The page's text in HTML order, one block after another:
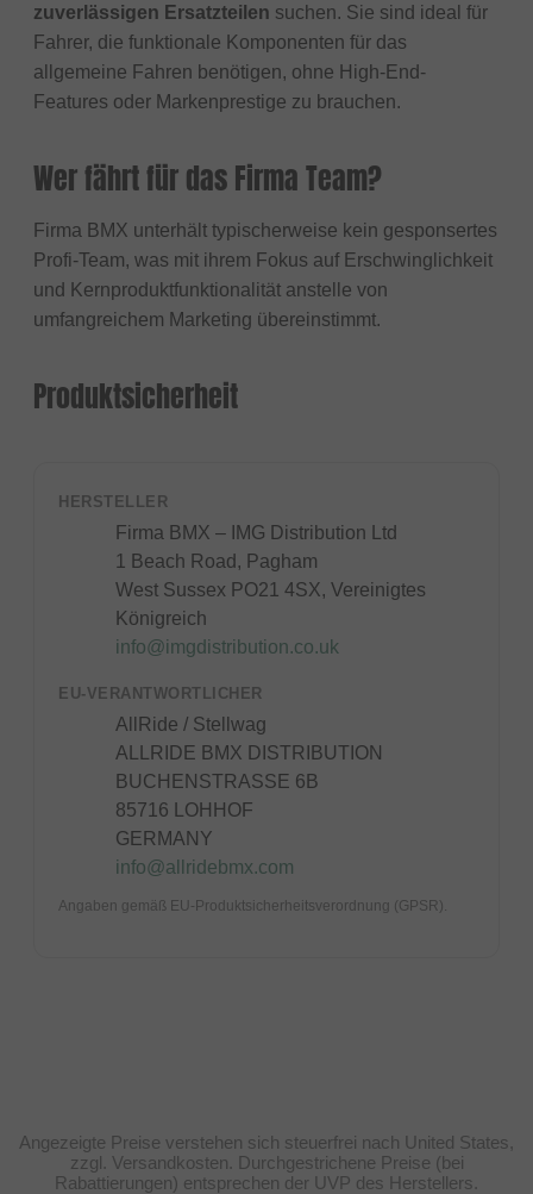
zuverlässigen Ersatzteilen suchen. Sie sind ideal für
Fahrer, die funktionale Komponenten für das
allgemeine Fahren benötigen, ohne High-End-
Features oder Markenprestige zu brauchen.
Wer fährt für das Firma Team?
Firma BMX unterhält typischerweise kein gesponsertes
Profi-Team, was mit ihrem Fokus auf Erschwinglichkeit
und Kernproduktfunktionalität anstelle von
umfangreichem Marketing übereinstimmt.
Produktsicherheit
HERSTELLER
Firma BMX – IMG Distribution Ltd
1 Beach Road, Pagham
West Sussex PO21 4SX, Vereinigtes
Königreich
info@imgdistribution.co.uk
EU-VERANTWORTLICHER
AllRide / Stellwag
ALLRIDE BMX DISTRIBUTION
BUCHENSTRASSE 6B
85716 LOHHOF
GERMANY
info@allridebmx.com
Angaben gemäß EU-Produktsicherheitsverordnung (GPSR).
Angezeigte Preise verstehen sich steuerfrei nach United States,
zzgl. Versandkosten. Durchgestrichene Preise (bei
Rabattierungen) entsprechen der UVP des Herstellers.